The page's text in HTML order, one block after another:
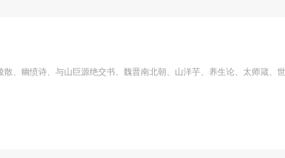
、幽愤诗、与山巨源绝交书、魏晋南北朝、山洋芋、养生论、太师箴、